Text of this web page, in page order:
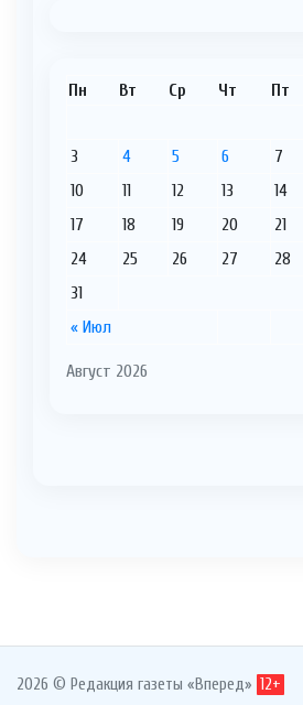
Август 2026
Пн Вт Ср Чт Пт
« Июл
3
4 5 6 7
10
11 12 13 14
17
18 19 20 21
24
25 26 27 28
31
2026 © Редакция газеты «Вперед» 12+